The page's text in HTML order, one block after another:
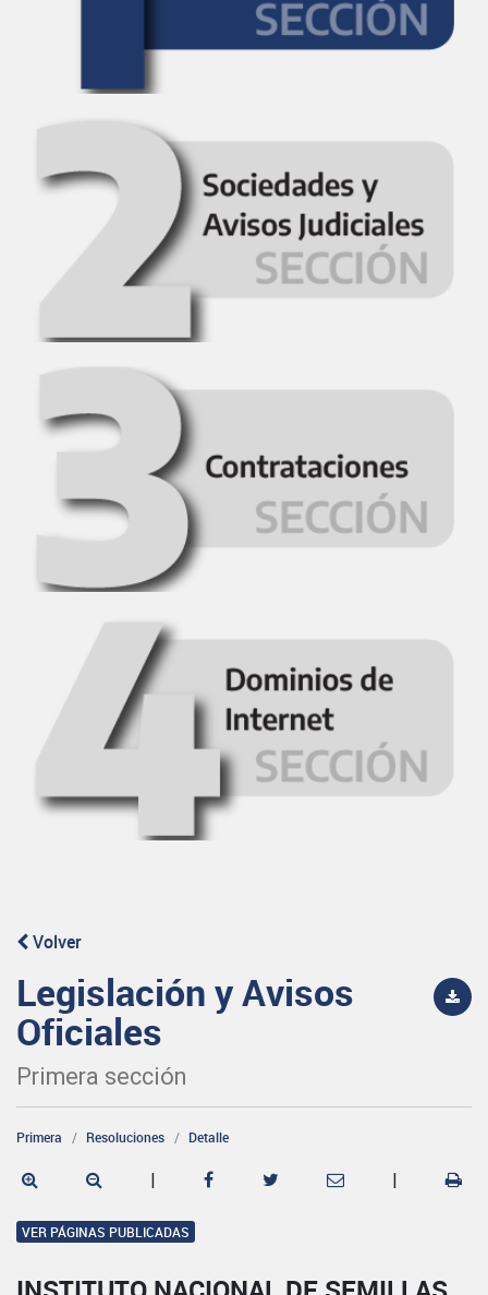
Volver
Legislación y Avisos
Oficiales
Primera sección
Primera Resoluciones Detalle
| |
VER PÁGINAS PUBLICADAS